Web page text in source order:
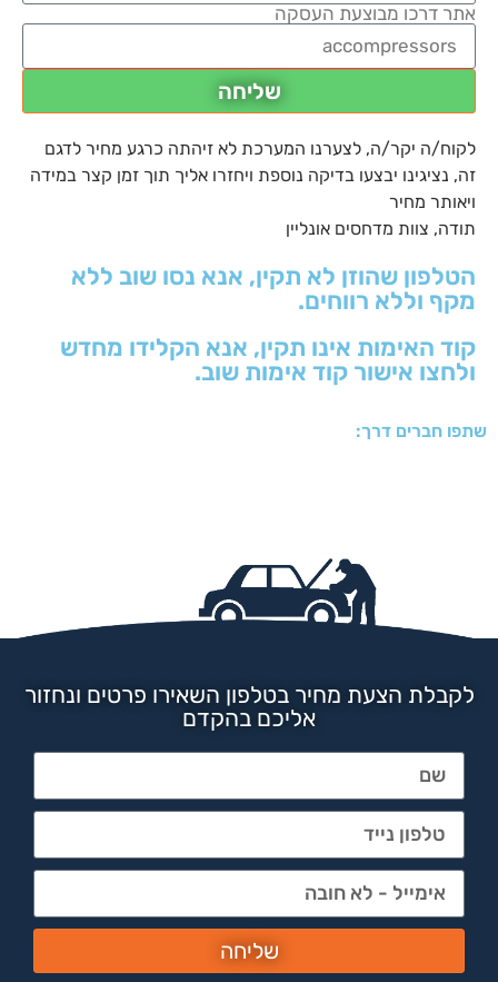
אתר דרכו מבוצעת העסקה
שליחה
לקוח/ה יקר/ה, לצערנו המערכת לא זיהתה כרגע מחיר לדגם
זה, נציגינו יבצעו בדיקה נוספת ויחזרו אליך תוך זמן קצר במידה
ויאותר מחיר
תודה, צוות מדחסים אונליין
הטלפון שהוזן לא תקין, אנא נסו שוב ללא
מקף וללא רווחים.
קוד האימות אינו תקין, אנא הקלידו מחדש
ולחצו אישור קוד אימות שוב.
שתפו חברים דרך:
לקבלת הצעת מחיר בטלפון השאירו פרטים ונחזור
אליכם בהקדם
שליחה